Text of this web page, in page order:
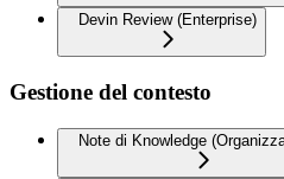
Devin Review (Enterprise)
Gestione del contesto
Note di Knowledge